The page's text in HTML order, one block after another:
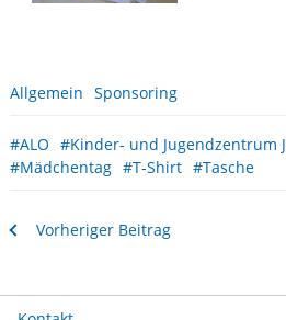
Allgemein Sponsoring
#ALO #Kinder- und Jugendzentrum
#Mädchentag #T-Shirt #Tasche
Vorheriger Beitrag